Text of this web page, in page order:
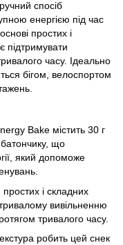
спосіб
енергією під час
простих і
підтримувати
часу. Ідеально
бігом, велоспортом
Bake містить 30 г
що
який допоможе
і складних
вивільненню
тривалого часу.
робить цей снек